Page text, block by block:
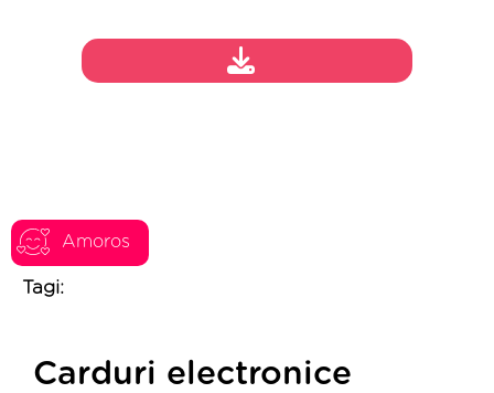
Amoros
Tagi:
Carduri electronice